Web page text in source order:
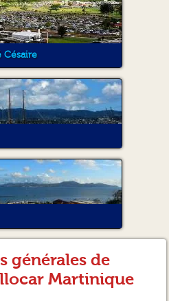
générales de
Martinique